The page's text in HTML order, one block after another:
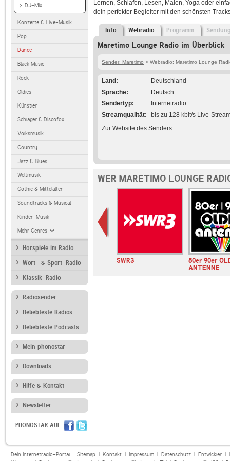
DJ-Mix
Konzerte & Live-Musik
Pop
Dance
Black Music
Rock
Oldies
Künstler
Schlager & Discofox
Volksmusik
Country
Jazz & Blues
Weltmusik
Gothic & Mittelalter
Soundtracks & Musical
Kinder-Musik
Mehr Genres
Hörspiele im Radio
Wort- & Sport-Radio
Klassik-Radio
Radiosender
Beliebteste Radios
Beliebteste Podcasts
Mein phonostar
Downloads
Hilfe & Kontakt
Newsletter
PHONOSTAR AUF
Lernen, Schlafen, Lesen, Malen, Yoga oder
dein perfekter Begleiter mit den schönsten
Info Webradio Programm
Maretimo Lounge Radio im Überblick
Sender: Maretimo > Webradio: Maretimo Lounge
Land
Deutschland
Sprache
Deutsch
Sendertyp
Internetradio
Streamqualität
bis zu 128 kbit/s Live-
Zur Website des Senders
WER MARETIMO LOUNGE
ANTENNE BAYERN SWR3
80er 90er
ANTENNE
Dein Internetradio-Portal : Sitemap| Kontakt| Impressum| Datenschutz| Entwickler|